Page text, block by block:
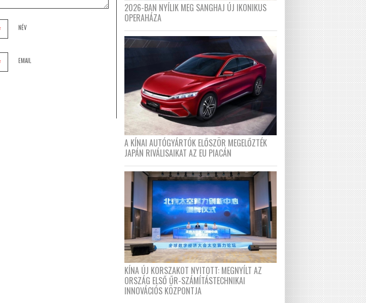
NÉV
EMAIL
2026-BAN NYÍLIK MEG SANGHAJ ÚJ IKONIKUS
OPERAHÁZA
A KÍNAI AUTÓGYÁRTÓK ELŐSZÖR MEGELŐZTÉK
JAPÁN RIVÁLISAIKAT AZ EU PIACÁN
KÍNA ÚJ KORSZAKOT NYITOTT: MEGNYÍLT AZ
ORSZÁG ELSŐ ŰR-SZÁMÍTÁSTECHNIKAI
INNOVÁCIÓS KÖZPONTJA